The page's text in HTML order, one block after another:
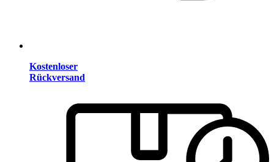
Kostenloser
Rückversand